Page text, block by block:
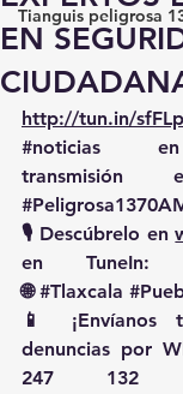
Tianguis peligrosa
EN
http://tun.in/sfFLp
#noticias
🎙️ Descúbrelo en
en TuneIn:
🌐 #Tlaxcala
📱 ¡Envíanos
denuncias por
247